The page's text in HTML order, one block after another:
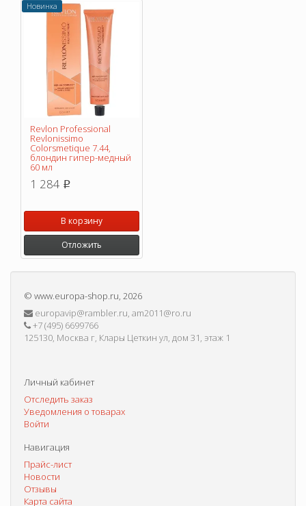
Новинка
Revlon Professional
Revlonissimo
Colorsmetique 7.44,
блондин гипер-медный
60 мл
1 284 p
В корзину
Отложить
© www.europa-shop.ru, 2026
europavip@rambler.ru, am2011@ro.ru
+7 (495) 6699766
125130, Москва г, Клары Цеткин ул, дом 31, этаж 1
Личный кабинет
Отследить заказ
Уведомления о товарах
Войти
Навигация
Прайс-лист
Новости
Отзывы
Карта сайта